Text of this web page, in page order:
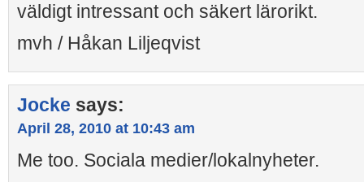
väldigt intressant och säkert lärorikt.
mvh / Håkan Liljeqvist
Jocke says:
April 28, 2010 at 10:43 am
Me too. Sociala medier/lokalnyheter.